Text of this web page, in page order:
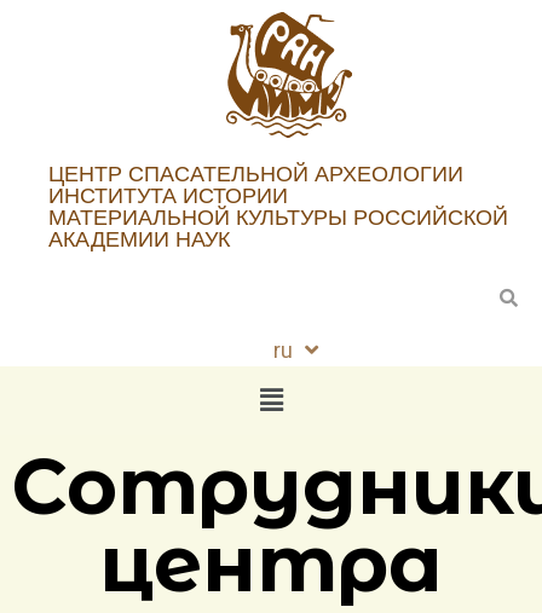
ЦЕНТР СПАСАТЕЛЬНОЙ АРХЕОЛОГИИ
ИНСТИТУТА ИСТОРИИ
МАТЕРИАЛЬНОЙ КУЛЬТУРЫ РОССИЙСКОЙ
АКАДЕМИИ НАУК
ru
en
центра